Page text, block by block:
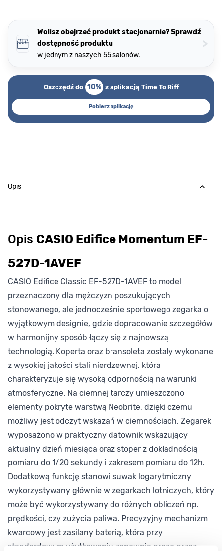
Wolisz obejrzeć produkt stacjonarnie? Sprawdź
dostępność produktu
w jednym z naszych 55 salonów.
>
Oszczędź do 10% z aplikacją Time To Riff
Pobierz aplikację
Opis
Opis CASIO Edifice Momentum EF-
527D-1AVEF
CASIO Edifice Classic EF-527D-1AVEF to model
przeznaczony dla mężczyzn poszukujących
stonowanego, ale jednocześnie sportowego zegarka o
wyjątkowym designie, gdzie dopracowanie szczegółów
w harmonijny sposób łączy się z najnowszą
technologią. Koperta oraz bransoleta zostały wykonane
z wysokiej jakości stali nierdzewnej, która
charakteryzuje się wysoką odpornością na warunki
atmosferyczne. Na ciemnej tarczy umieszczono
elementy pokryte warstwą Neobrite, dzięki czemu
możliwy jest odczyt wskazań w ciemnościach. Zegarek
wyposażono w praktyczny datownik wskazujący
aktualny dzień miesiąca oraz stoper z dokładnością
pomiaru do 1/20 sekundy i zakresem pomiaru do 12h.
Dodatkową funkcję stanowi suwak logarytmiczny
wykorzystywany głównie w zegarkach lotniczych, który
może być wykorzystywany do różnych obliczeń np.
prędkości, czy zużycia paliwa. Precyzyjny mechanizm
kwarcowy jest zasilany baterią, która przy
standardowym użytkowaniu zapewnia pracę przez